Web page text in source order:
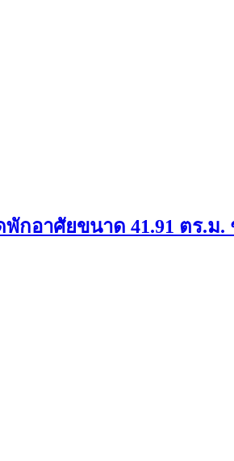
พักอาศัยขนาด 41.91 ตร.ม